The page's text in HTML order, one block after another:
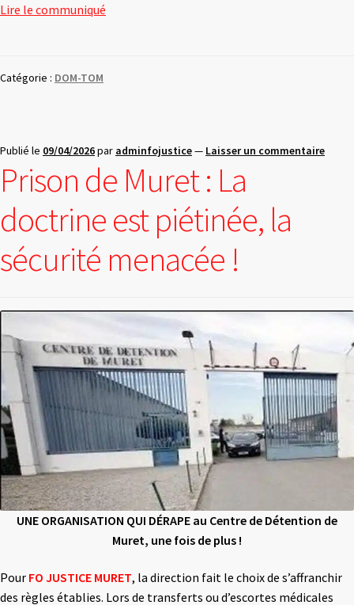
Lire le communiqué
Catégorie : DOM-TOM
Publié le 09/04/2026par adminfojustice— Laisser un commentaire
Prison de Muret : La
doctrine est piétinée, la
sécurité menacée !
UNE ORGANISATION QUI DÉRAPE au Centre de Détention de
Muret, une fois de plus !
Pour FO JUSTICE MURET, la direction fait le choix de s’affranchir
des règles établies. Lors de transferts ou d’escortes médicales